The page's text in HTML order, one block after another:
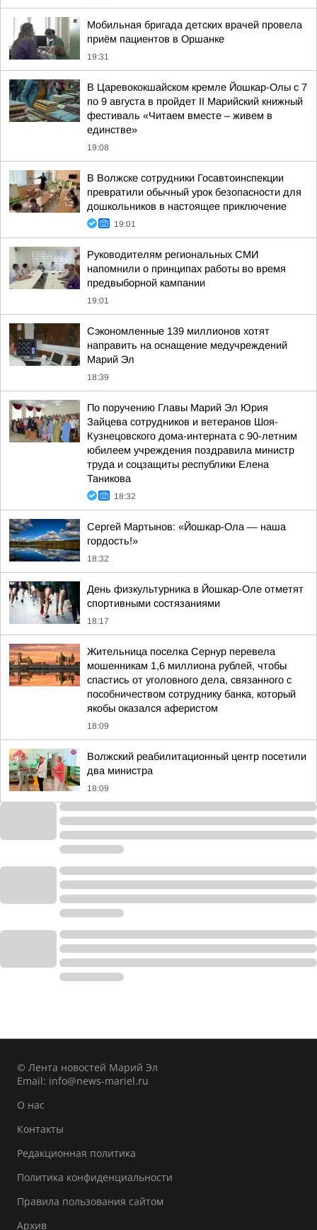
Мобильная бригада детских врачей провела
приём пациентов в Оршанке
19:31
В Царевококшайском кремле Йошкар-Олы с 7
по 9 августа в пройдет II Марийский книжный
фестиваль «Читаем вместе – живем в
единстве»
19:08
В Волжске сотрудники Госавтоинспекции
превратили обычный урок безопасности для
дошкольников в настоящее приключение
19:01
Руководителям региональных СМИ
напомнили о принципах работы во время
предвыборной кампании
19:01
Сэкономленные 139 миллионов хотят
направить на оснащение медучреждений
Марий Эл
18:39
По поручению Главы Марий Эл Юрия
Зайцева сотрудников и ветеранов Шоя-
Кузнецовского дома-интерната с 90-летним
юбилеем учреждения поздравила министр
труда и соцзащиты республики Елена
Таникова
18:32
Сергей Мартынов: «Йошкар-Ола — наша
гордость!»
18:32
День физкультурника в Йошкар-Оле отметят
спортивными состязаниями
18:17
Жительница поселка Сернур перевела
мошенникам 1,6 миллиона рублей, чтобы
спастись от уголовного дела, связанного с
пособничеством сотруднику банка, который
якобы оказался аферистом
18:09
Волжский реабилитационный центр посетили
два министра
18:09
© Лента новостей Марий Эл
Email: info@news-mariel.ru
О нас
Контакты
Редакционная политика
Политика конфиденциальности
Правила пользования сайтом
Архив